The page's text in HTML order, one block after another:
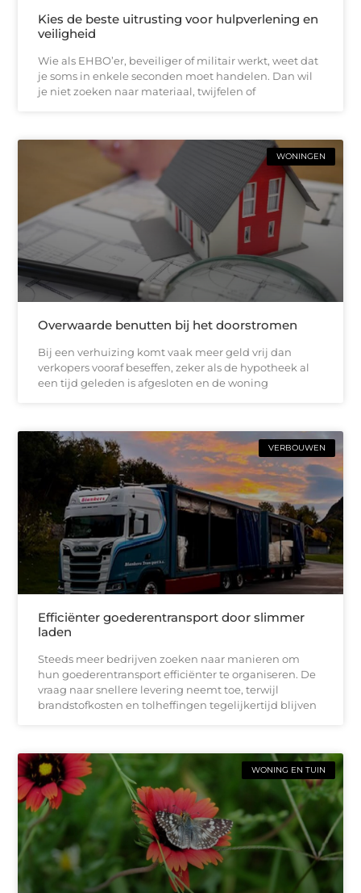
Kies de beste uitrusting voor hulpverlening en
veiligheid
Wie als EHBO’er, beveiliger of militair werkt, weet dat
je soms in enkele seconden moet handelen. Dan wil
je niet zoeken naar materiaal, twijfelen of
WONINGEN
Overwaarde benutten bij het doorstromen
Bij een verhuizing komt vaak meer geld vrij dan
verkopers vooraf beseffen, zeker als de hypotheek al
een tijd geleden is afgesloten en de woning
VERBOUWEN
Efficiënter goederentransport door slimmer
laden
Steeds meer bedrijven zoeken naar manieren om
hun goederentransport efficiënter te organiseren. De
vraag naar snellere levering neemt toe, terwijl
brandstofkosten en tolheffingen tegelijkertijd blijven
WONING EN TUIN